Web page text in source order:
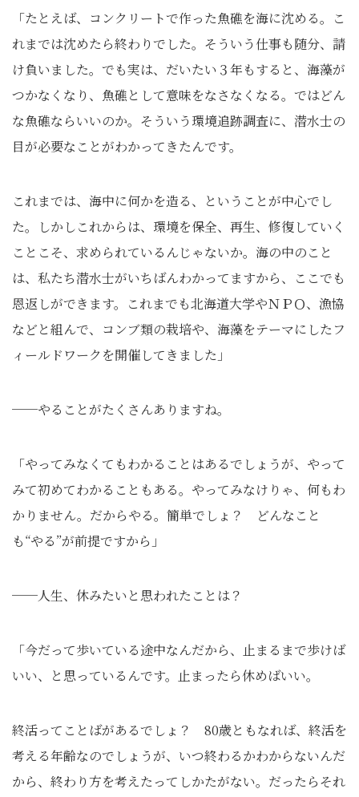
「たとえば、コンクリートで作った魚礁を海に沈める。こ
れまでは沈めたら終わりでした。そういう仕事も随分、請
け負いました。でも実は、だいたい３年もすると、海藻が
つかなくなり、魚礁として意味をなさなくなる。ではどん
な魚礁ならいいのか。そういう環境追跡調査に、潜水士の
目が必要なことがわかってきたんです。
これまでは、海中に何かを造る、ということが中心でし
た。しかしこれからは、環境を保全、再生、修復していく
ことこそ、求められているんじゃないか。海の中のこと
は、私たち潜水士がいちばんわかってますから、ここでも
恩返しができます。これまでも北海道大学やＮＰＯ、漁協
などと組んで、コンブ類の栽培や、海藻をテーマにしたフ
ィールドワークを開催してきました」
──やることがたくさんありますね。
「やってみなくてもわかることはあるでしょうが、やって
みて初めてわかることもある。やってみなけりゃ、何もわ
かりません。だからやる。簡単でしょ？ どんなこと
も“やる”が前提ですから」
──人生、休みたいと思われたことは？
「今だって歩いている途中なんだから、止まるまで歩けば
いい、と思っているんです。止まったら休めばいい。
終活ってことばがあるでしょ？ 80歳ともなれば、終活を
考える年齢なのでしょうが、いつ終わるかわからないんだ
から、終わり方を考えたってしかたがない。だったらそれ